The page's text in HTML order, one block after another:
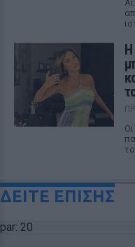
Η
ΔΕΙΤΕ ΕΠΙΣΗΣ
par: 20